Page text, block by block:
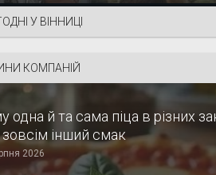
У ВІННИЦІ
КОМПАНІЙ
одна й та сама піца в різних
інший смак
2026